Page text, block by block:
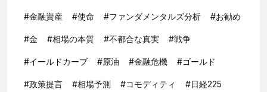
#金融資産 #使命 #ファンダメンタルズ分析 #お勧め
#金 #相場の本質 #不都合な真実 #戦争
#イールドカーブ #原油 #金融危機 #ゴールド
#政策提言 #相場予測 #コモディティ #日経225